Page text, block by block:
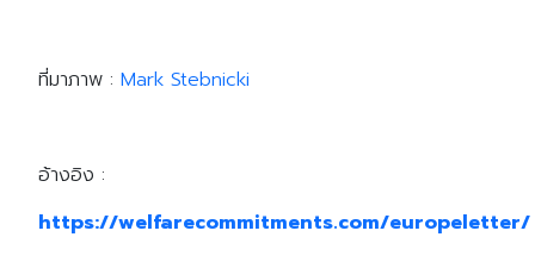
ที่มาภาพ : Mark Stebnicki
อ้างอิง :
https://welfarecommitments.com/europeletter/